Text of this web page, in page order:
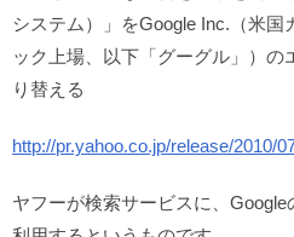
システム）」をGoogle Inc.（米
ック上場、以下「グーグル」）の
り替える
http://pr.yahoo.co.jp/release/2010/
ヤフーが検索サービスに、